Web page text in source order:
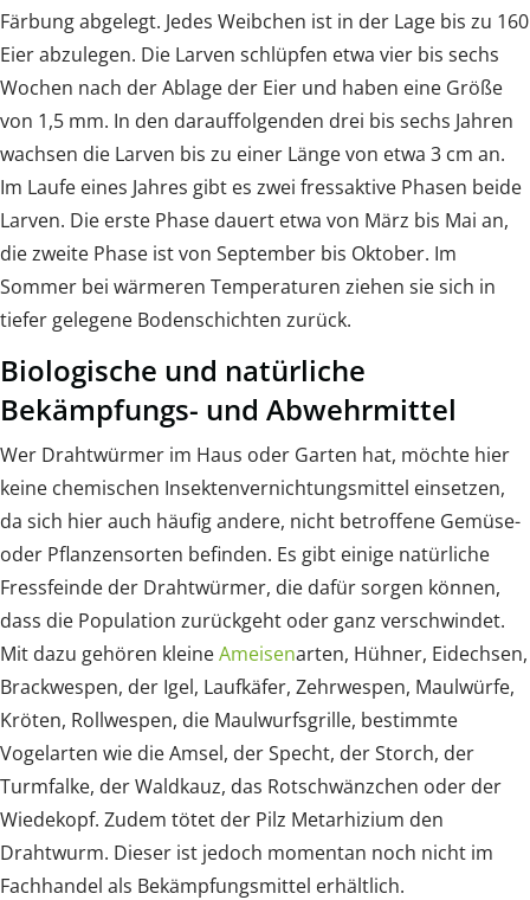
Färbung abgelegt. Jedes Weibchen ist in der Lage bis zu 160
Eier abzulegen. Die Larven schlüpfen etwa vier bis sechs
Wochen nach der Ablage der Eier und haben eine Größe
von 1,5 mm. In den darauffolgenden drei bis sechs Jahren
wachsen die Larven bis zu einer Länge von etwa 3 cm an.
Im Laufe eines Jahres gibt es zwei fressaktive Phasen beide
Larven. Die erste Phase dauert etwa von März bis Mai an,
die zweite Phase ist von September bis Oktober. Im
Sommer bei wärmeren Temperaturen ziehen sie sich in
tiefer gelegene Bodenschichten zurück.
Biologische und natürliche
Bekämpfungs- und Abwehrmittel
Wer Drahtwürmer im Haus oder Garten hat, möchte hier
keine chemischen Insektenvernichtungsmittel einsetzen,
da sich hier auch häufig andere, nicht betroffene Gemüse-
oder Pflanzensorten befinden. Es gibt einige natürliche
Fressfeinde der Drahtwürmer, die dafür sorgen können,
dass die Population zurückgeht oder ganz verschwindet.
Mit dazu gehören kleineAmeisenarten, Hühner, Eidechsen,
Brackwespen, der Igel, Laufkäfer, Zehrwespen, Maulwürfe,
Kröten, Rollwespen, die Maulwurfsgrille, bestimmte
Vogelarten wie die Amsel, der Specht, der Storch, der
Turmfalke, der Waldkauz, das Rotschwänzchen oder der
Wiedekopf. Zudem tötet der Pilz Metarhizium den
Drahtwurm. Dieser ist jedoch momentan noch nicht im
Fachhandel als Bekämpfungsmittel erhältlich.